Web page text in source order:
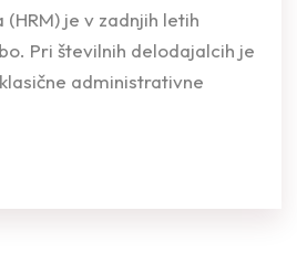
je v zadnjih letih
Pri številnih delodajalcih je
administrativne